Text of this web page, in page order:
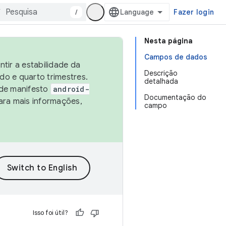
/ Fazer login
Nesta página
Campos de dados
Descrição
detalhada
Documentação do
campo
a estabilidade da
e quarto trimestres.
manifesto
android-
mais informações,
Isso foi útil?